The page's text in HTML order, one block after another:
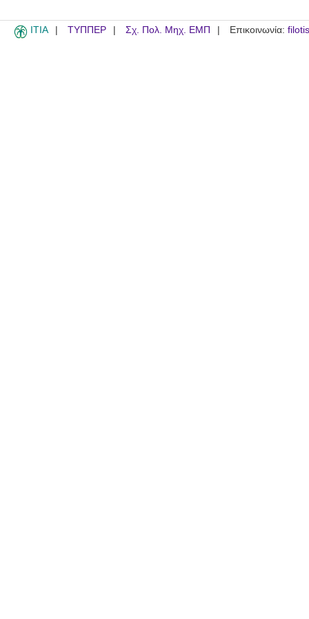
ITIA ΤΥΠΠΕΡ Σχ. Πολ. Μηχ. ΕΜΠ Επικοινωνία: